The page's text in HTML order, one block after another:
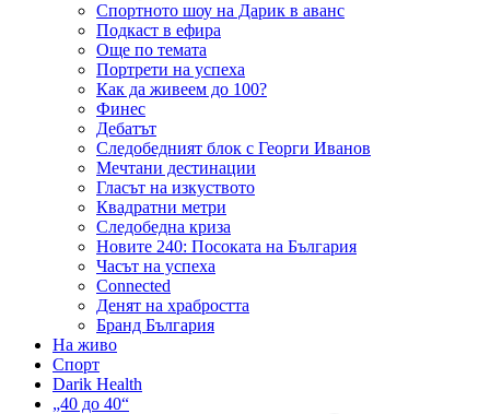
Спортното шоу на Дарик в аванс
Подкаст в ефира
Още по темата
Портрети на успеха
Как да живеем до 100?
Финес
Дебатът
Следобедният блок с Георги Иванов
Мечтани дестинации
Гласът на изкуството
Квадратни метри
Следобедна криза
Новите 240: Посоката на България
Часът на успеха
Connected
Денят на храбростта
Бранд България
На живо
Спорт
Darik Health
„40 до 40“